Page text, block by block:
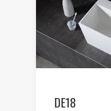
DE18